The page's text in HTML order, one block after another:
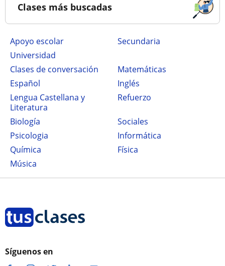
Clases más buscadas
Apoyo escolar
secundaria
Universidad
Clases de conversación
Matemáticas
Español
Inglés
Lengua Castellana y
Literatura
Refuerzo
Biología
Sociales
Psicologia
Informática
Química
Física
Música
Síguenos en